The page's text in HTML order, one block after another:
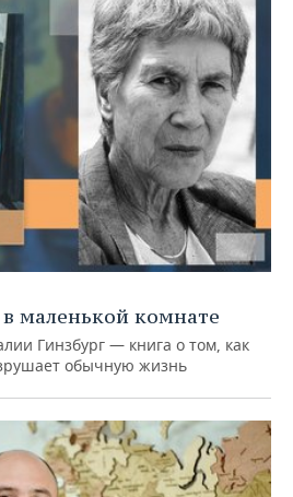
маленькой комнате
Гинзбург — книга о том, как
обычную жизнь